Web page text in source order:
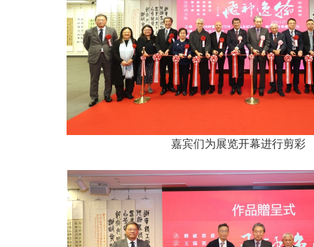
嘉宾们为展览开幕进行剪彩